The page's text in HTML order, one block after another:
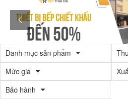
Danh mục sản phẩm
Mức giá
Bảo hành